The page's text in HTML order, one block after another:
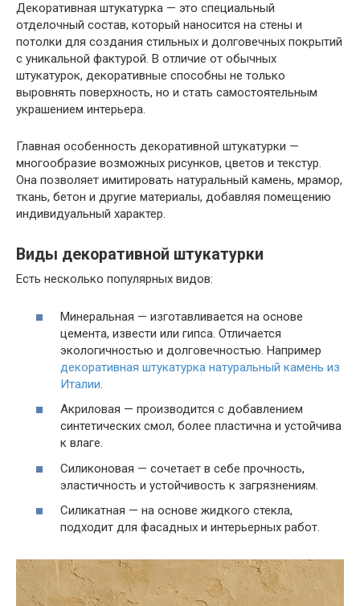
Декоративная штукатурка — это специальный
отделочный состав, который наносится на стены и
потолки для создания стильных и долговечных покрытий
с уникальной фактурой. В отличие от обычных
штукатурок, декоративные способны не только
выровнять поверхность, но и стать самостоятельным
украшением интерьера.
Главная особенность декоративной штукатурки —
многообразие возможных рисунков, цветов и текстур.
Она позволяет имитировать натуральный камень, мрамор,
ткань, бетон и другие материалы, добавляя помещению
индивидуальный характер.
Виды декоративной штукатурки
Есть несколько популярных видов:
Минеральная — изготавливается на основе
цемента, извести или гипса. Отличается
экологичностью и долговечностью. Например
декоративная штукатурка натуральный камень из
Италии
Акриловая — производится с добавлением
синтетических смол, более пластична и устойчива
к влаге.
Силиконовая — сочетает в себе прочность,
эластичность и устойчивость к загрязнениям.
Силикатная — на основе жидкого стекла,
подходит для фасадных и интерьерных работ.